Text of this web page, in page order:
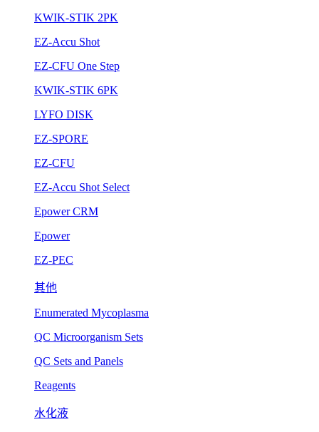
KWIK-STIK 2PK
EZ-Accu Shot
EZ-CFU One Step
KWIK-STIK 6PK
LYFO DISK
EZ-SPORE
EZ-CFU
EZ-Accu Shot Select
Epower CRM
Epower
EZ-PEC
其他
Enumerated Mycoplasma
QC Microorganism Sets
QC Sets and Panels
Reagents
水化液